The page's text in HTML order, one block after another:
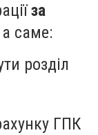
за
а саме:
розділ
ГПК